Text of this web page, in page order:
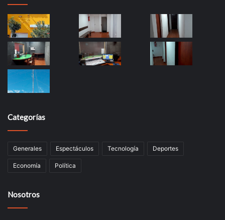
Categorías
Generales Espectáculos Tecnología Deportes
Economía Política
Nosotros